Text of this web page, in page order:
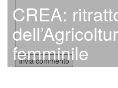
CREA:
femminile